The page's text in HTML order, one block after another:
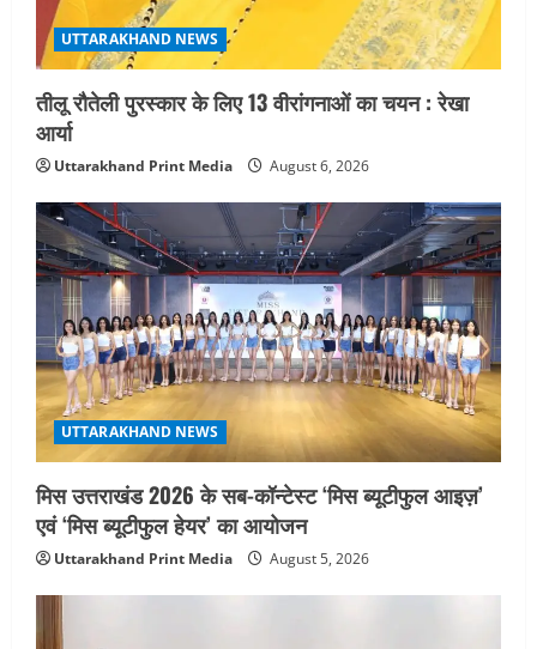
UTTARAKHAND NEWS
तीलू रौतेली पुरस्कार के लिए 13 वीरांगनाओं का चयन : रेखा
आर्या
Uttarakhand Print Media August 6, 2026
UTTARAKHAND NEWS
मिस उत्तराखंड 2026 के सब-कॉन्टेस्ट ‘मिस ब्यूटीफुल आइज़’
एवं ‘मिस ब्यूटीफुल हेयर’ का आयोजन
Uttarakhand Print Media August 5, 2026